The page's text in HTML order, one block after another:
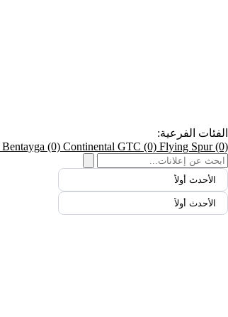
الفئات الفرعية:
Bentayga (0) Continental GTC (0) Flying Spur (0)
الأحدث أولاً
الأحدث أولاً